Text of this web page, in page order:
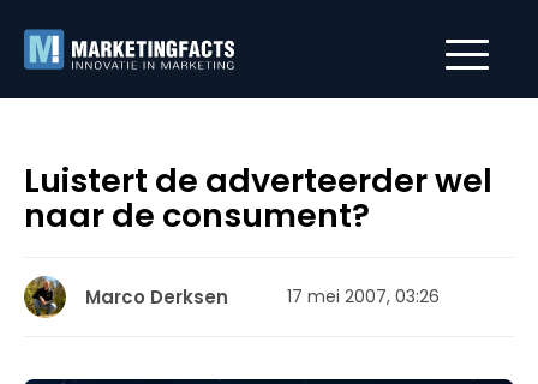
Luistert de adverteerder wel
naar de consument?
Marco Derksen 17 mei 2007, 03:26